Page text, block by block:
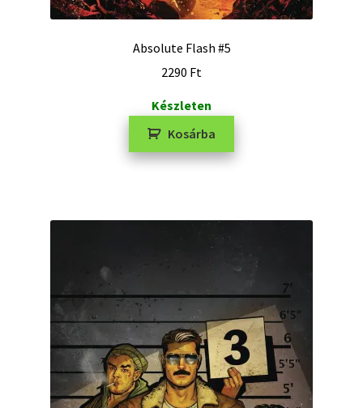
Absolute Flash #5
2290 Ft
Készleten
Kosárba